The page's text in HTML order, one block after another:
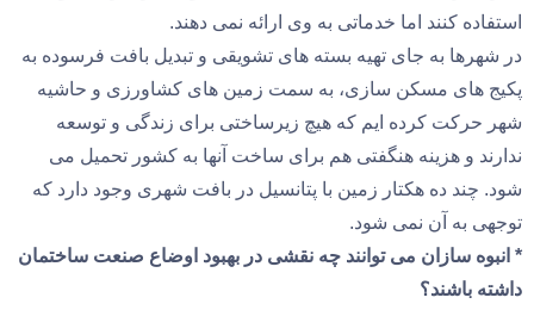
استفاده کنند اما خدماتی به وی ارائه نمی دهند.
در شهرها به جای تهیه بسته های تشویقی و تبدیل بافت فرسوده به
پکیج های مسکن سازی، به سمت زمین های کشاورزی و حاشیه
شهر حرکت کرده ایم که هیچ زیرساختی برای زندگی و توسعه
ندارند و هزینه هنگفتی هم برای ساخت آنها به کشور تحمیل می
شود. چند ده هکتار زمین با پتانسیل در بافت شهری وجود دارد که
توجهی به آن نمی شود.
* انبوه سازان می توانند چه نقشی در بهبود اوضاع صنعت ساختمان
داشته باشند؟